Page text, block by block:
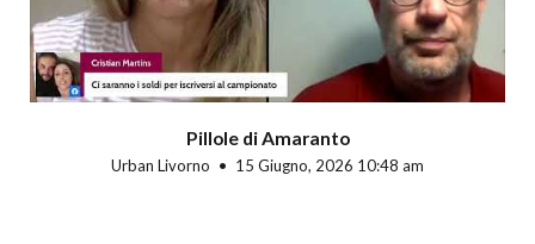
Pillole di Amaranto
Urban Livorno 15 Giugno, 2026 10:48 am